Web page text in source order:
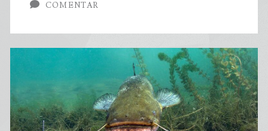
apagar
incêndios
COMENTAR